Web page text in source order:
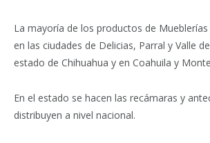
La mayoría de los productos de Mueblerías
en las ciudades de Delicias, Parral y Valle
estado de Chihuahua y en Coahuila y
En el estado se hacen las recámaras y
distribuyen a nivel nacional.